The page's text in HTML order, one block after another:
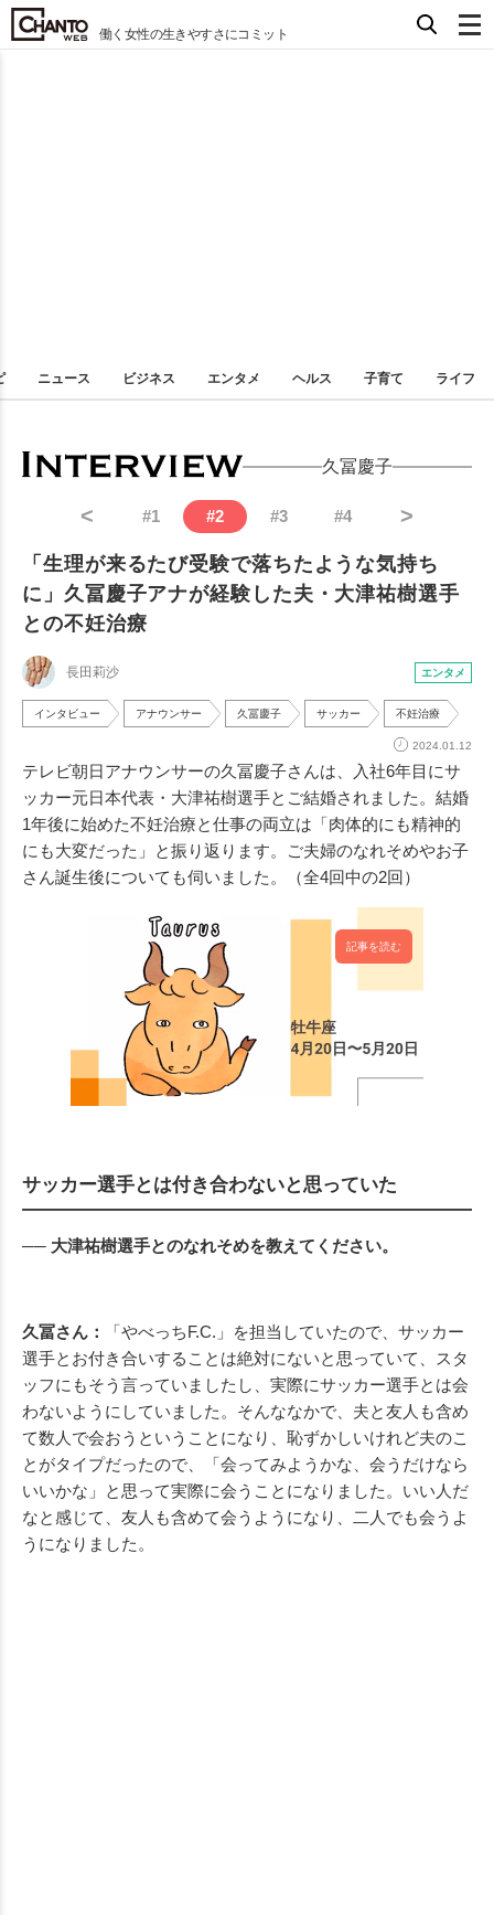
働く女性の生きやすさにコミット
ニュース ビジネス エンタメ ヘルス 子育て ライフ
久冨慶子
< #1 #2 #3 #4 >
「生理が来るたび受験で落ちたような気持ち
に」久冨慶子アナが経験した夫・大津祐樹選手
との不妊治療
長田莉沙 エンタメ
インタビュー アナウンサー 久冨慶子 サッカー 不妊治療
2024.01.12
テレビ朝日アナウンサーの久冨慶子さんは、入社6年目にサ
ッカー元日本代表・大津祐樹選手とご結婚されました。結婚
1年後に始めた不妊治療と仕事の両立は「肉体的にも精神的
にも大変だった」と振り返ります。ご夫婦のなれそめやお子
さん誕生後についても伺いました。（全4回中の2回）
記事を読む
サッカー選手とは付き合わないと思っていた
── 大津祐樹選手とのなれそめを教えてください。
久冨さん：
「やべっちF.C.」を担当していたので、サッカー
選手とお付き合いすることは絶対にないと思っていて、スタ
ッフにもそう言っていましたし、実際にサッカー選手とは会
わないようにしていました。そんななかで、夫と友人も含め
て数人で会おうということになり、恥ずかしいけれど夫のこ
とがタイプだったので、「会ってみようかな、会うだけなら
いいかな」と思って実際に会うことになりました。いい人だ
なと感じて、友人も含めて会うようになり、二人でも会うよ
うになりました。